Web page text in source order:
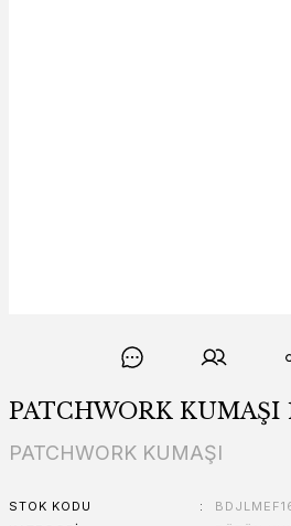
PATCHWORK KUMAŞI
PATCHWORK KUMAŞI
STOK KODU